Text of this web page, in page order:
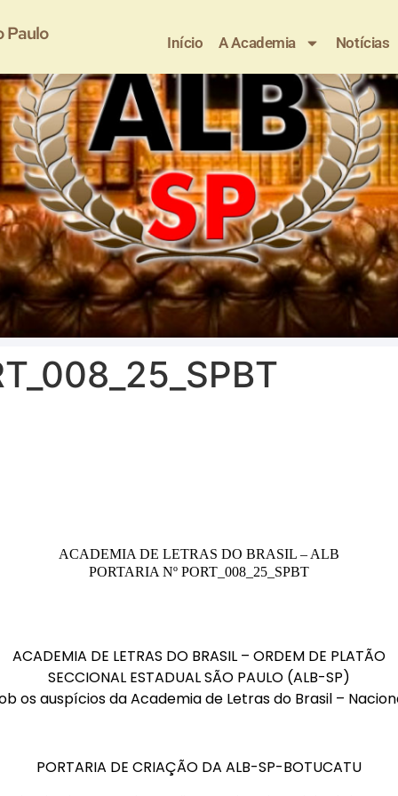
Paulo Início A Academia Notícias
ACADEMIA DE LETRAS DO BRASIL – ALB
PORTARIA Nº PORT_008_25_SPBT
ACADEMIA DE LETRAS DO BRASIL – ORDEM DE PLATÃO
SECCIONAL ESTADUAL SÃO PAULO (ALB-SP)
os auspícios da Academia de Letras do Brasil –
PORTARIA DE CRIAÇÃO DA ALB-SP-BOTUCATU